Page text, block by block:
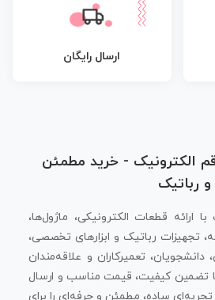
ارسال رایگان
الکترونیک - خرید مطمئن
رباتیک
ارائه قطعات الکترونیکی، ماژول‌ها،
تجهیزات رباتیک و ابزارهای تخصصی،
تعمیرکاران و علاقه‌مندان
تضمین کیفیت، قیمت مناسب و ارسال
ساده، مطمئن و حرفه‌ای را برای